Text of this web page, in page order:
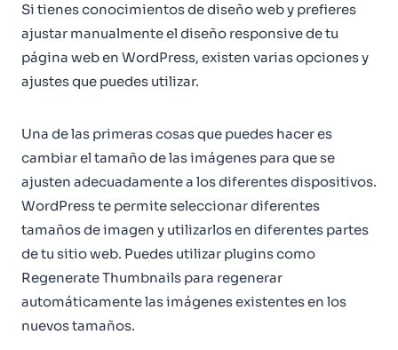
Si tienes conocimientos de diseño web y prefieres
ajustar manualmente el diseño responsive de tu
página web en WordPress, existen varias opciones y
ajustes que puedes utilizar.
Una de las primeras cosas que puedes hacer es
cambiar el tamaño de las imágenes para que se
ajusten adecuadamente a los diferentes dispositivos.
WordPress te permite seleccionar diferentes
tamaños de imagen y utilizarlos en diferentes partes
de tu sitio web. Puedes utilizar plugins como
Regenerate Thumbnails para regenerar
automáticamente las imágenes existentes en los
nuevos tamaños.